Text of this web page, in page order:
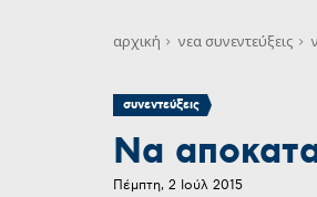
αρχική νεα συνεντεύξεις
συνεντεύξεις
Να
Πέμπτη, 2 Ιούλ 2015